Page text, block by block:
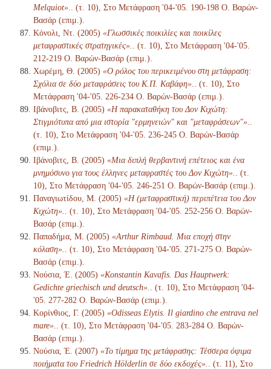
Melquiot».
. (τ. 10), Στο Μετάφραση '04-'05. 190-198 Ο. Βαρών-
Βασάρ (επιμ.).
Κόνολι, Ντ. (2005) «Γλωσσικές ποικιλίες και ποικίλες
μεταφραστικές στρατηγικές».
. (τ. 10), Στο Μετάφραση '04-'05.
212-219 Ο. Βαρών-Βασάρ (επιμ.).
Χωρέμη, Θ. (2005) «Ο ρόλος του περικειμένου στη μετάφραση:
Σχόλια σε δύο μεταφράσεις του Κ.Π. Καβάφη».
. (τ. 10), Στο
Μετάφραση '04-'05. 226-234 Ο. Βαρών-Βασάρ (επιμ.).
Ιβάνοβιτς, Β. (2005) «Η παρακαταθήκη του Δον Κιχώτη:
Στιγμιότυπα από μια ιστορία "ερμηνειών" και "μεταφράσεων"».
(τ. 10), Στο Μετάφραση '04-'05. 236-245 Ο. Βαρών-Βασάρ
(επιμ.).
Ιβάνοβιτς, Β. (2005) «Μια διπλή θερβαντινή επέτειος και ένα
μνημόσυνο για τους έλληνες μεταφραστές του Δον Κιχώτη».
. (τ.
10), Στο Μετάφραση '04-'05. 246-251 Ο. Βαρών-Βασάρ (επιμ.).
Παναγιωτίδου, Μ. (2005) «Η (μεταφραστική) περιπέτεια του Δον
Κιχώτη».
. (τ. 10), Στο Μετάφραση '04-'05. 252-256 Ο. Βαρών-
Βασάρ (επιμ.).
Παπαδήμα, Μ. (2005) «Arthur Rimbaud. Μια εποχή στην
κόλαση».
. (τ. 10), Στο Μετάφραση '04-'05. 271-275 Ο. Βαρών-
Βασάρ (επιμ.).
Νούσια, Έ. (2005) «Konstantin Kavafis. Das Hauptwerk:
Gedichte griechisch und deutsch».
. (τ. 10), Στο Μετάφραση '04-
'05. 277-282 Ο. Βαρών-Βασάρ (επιμ.).
Κορίνθιος, Γ. (2005) «Odisseas Elytis. Il giardino che entrava nel
mare».
. (τ. 10), Στο Μετάφραση '04-'05. 283-284 Ο. Βαρών-
Βασάρ (επιμ.).
Νούσια, Έ. (2007) «Το τίμημα της μετάφρασης: Τέσσερα όψιμα
ποιήματα του Friedrich Hölderlin σε δύο εκδοχές».
. (τ. 11), Στο